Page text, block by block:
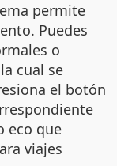
permite
Puedes
o
cual se
el botón
eco que
viajes